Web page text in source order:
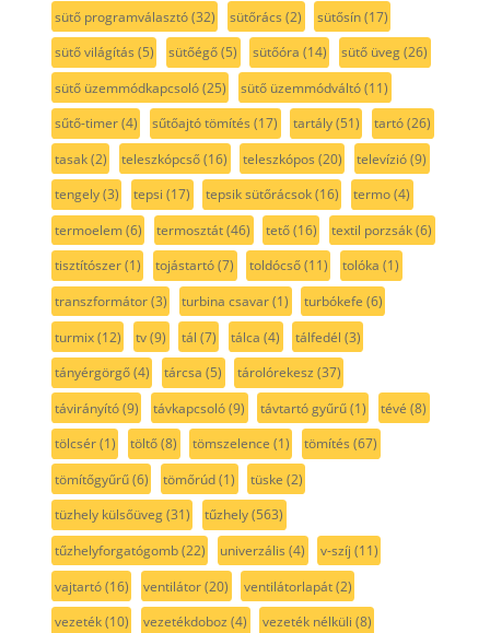
sütő programválasztó(32) sütőrács (2) sütősín(17)
sütő világítás (5) sütőégő(5) sütőóra (14) sütő üveg(26)
sütő üzemmódkapcsoló(25) sütő üzemmódváltó(11)
sűtő-timer(4) sűtőajtó tömítés (17) tartály(51) tartó(26)
tasak(2) teleszkópcső(16) teleszkópos (20) televízió(9)
tengely(3) tepsi (17) tepsik sütőrácsok(16) termo(4)
termoelem(6) termosztát(46) tető(16) textil porzsák(6)
tisztítószer(1) tojástartó(7) toldócső(11) tolóka (1)
transzformátor(3) turbina csavar(1) turbókefe (6)
turmix(12) tv(9) tál (7) tálca (4) tálfedél (3)
tányérgörgő(4) tárcsa (5) tárolórekesz (37)
távirányító(9) távkapcsoló(9) távtartó gyűrű(1) tévé (8)
tölcsér(1) töltő(8) tömszelence (1) tömítés (67)
tömítőgyűrű(6) tömőrúd(1) tüske (2)
tüzhely külsőüveg(31) tűzhely(563)
tűzhelyforgatógomb(22) univerzális (4) v-szíj (11)
vajtartó(16) ventilátor(20) ventilátorlapát(2)
vezeték(10) vezetékdoboz (4) vezeték nélküli (8)